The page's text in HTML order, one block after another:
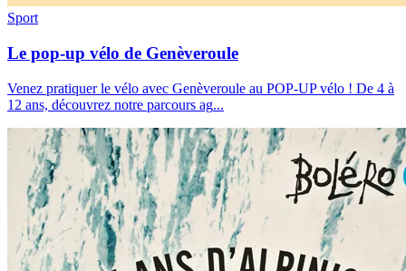
Sport
Le pop-up vélo de Genèveroule
Venez pratiquer le vélo avec Genèveroule au POP-UP vélo ! De 4 à
12 ans, découvrez notre parcours ag...